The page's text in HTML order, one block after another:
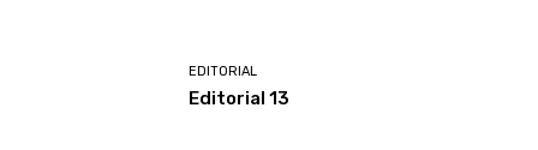
EDITORIAL
Editorial 13